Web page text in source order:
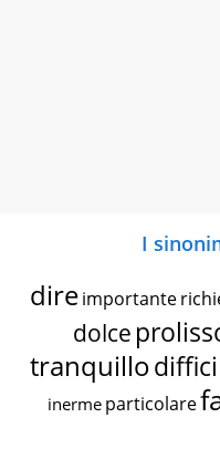
I
dire importante
dolce
tranquillo
inerme particolare